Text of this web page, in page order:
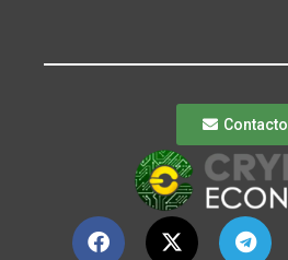
Contacto